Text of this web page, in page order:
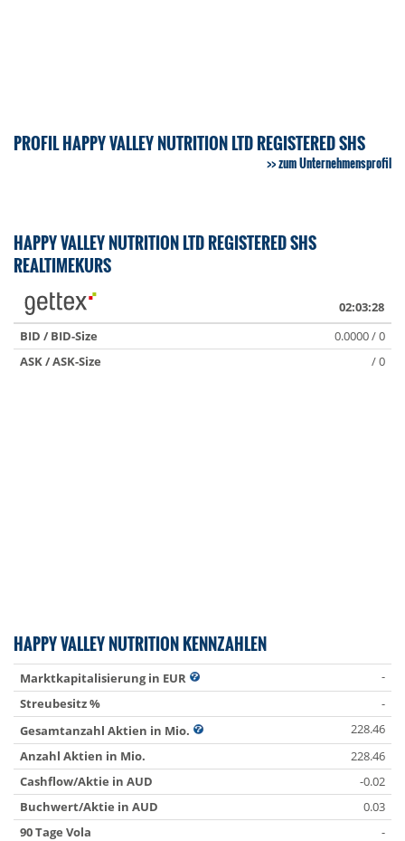
PROFIL HAPPY VALLEY NUTRITION LTD REGISTERED SHS
zum Unternehmensprofil
HAPPY VALLEY NUTRITION LTD REGISTERED SHS
REALTIMEKURS
02:03:28
BID / BID-Size
0.0000 / 0
ASK / ASK-Size
/ 0
HAPPY VALLEY NUTRITION KENNZAHLEN
Marktkapitalisierung in EUR
-
Streubesitz %
-
Gesamtanzahl Aktien in Mio.
228.46
Anzahl Aktien in Mio.
228.46
Cashflow/Aktie in AUD
-0.02
Buchwert/Aktie in AUD
0.03
90 Tage Vola
-